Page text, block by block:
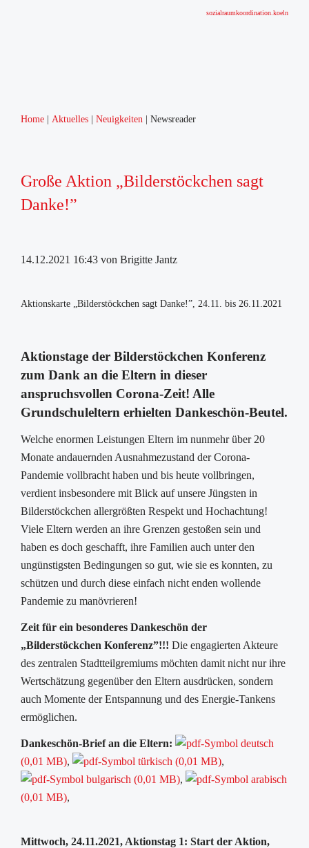
sozialraumkoordination.koeln
Home Aktuelles Neuigkeiten Newsreader
Große Aktion „Bilderstöckchen sagt
Danke!”
14.12.2021 16:43 von Brigitte Jantz
Aktionskarte „Bilderstöckchen sagt Danke!”, 24.11. bis 26.11.2021
Aktionstage der Bilderstöckchen Konferenz
zum Dank an die Eltern in dieser
anspruchsvollen Corona-Zeit! Alle
Grundschuleltern erhielten Dankeschön-Beutel.
Welche enormen Leistungen Eltern im nunmehr über 20
Monate andauernden Ausnahmezustand der Corona-
Pandemie vollbracht haben und bis heute vollbringen,
verdient insbesondere mit Blick auf unsere Jüngsten in
Bilderstöckchen allergrößten Respekt und Hochachtung!
Viele Eltern werden an ihre Grenzen gestoßen sein und
haben es doch geschafft, ihre Familien auch unter den
ungünstigsten Bedingungen so gut, wie sie es konnten, zu
schützen und durch diese einfach nicht enden wollende
Pandemie zu manövrieren!
Zeit für ein besonderes Dankeschön der
„Bilderstöckchen Konferenz”!!! Die engagierten Akteure
des zentralen Stadtteilgremiums möchten damit nicht nur ihre
Wertschätzung gegenüber den Eltern ausdrücken, sondern
auch Momente der Entspannung und des Energie-Tankens
ermöglichen.
Dankeschön-Brief an die Eltern:
deutsch
(0,01 MB), türkisch (0,01 MB),
bulgarisch (0,01 MB),
arabisch
(0,01 MB),
Mittwoch, 24.11.2021, Aktionstag 1: Start der Aktion,